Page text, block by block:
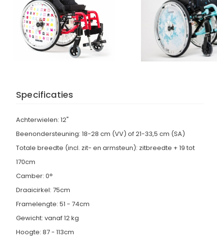
Specificaties
Achterwielen: 12"
Beenondersteuning: 18-28 cm (VV) of 21-33,5 cm (SA)
Totale breedte (incl. zit- en armsteun): zitbreedte + 19 tot
170cm
Camber: 0°
Draaicirkel: 75cm
Framelengte: 51 - 74cm
Gewicht: vanaf 12 kg
Hoogte: 87 - 113cm